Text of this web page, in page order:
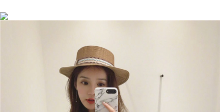
全家付款取貨
每筆NT$60，滿NT$299(含以上)免運費
每筆NT$60，滿NT$299(含以上)免運費